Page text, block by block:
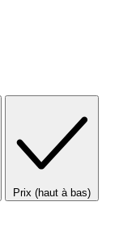
Prix (haut à bas)